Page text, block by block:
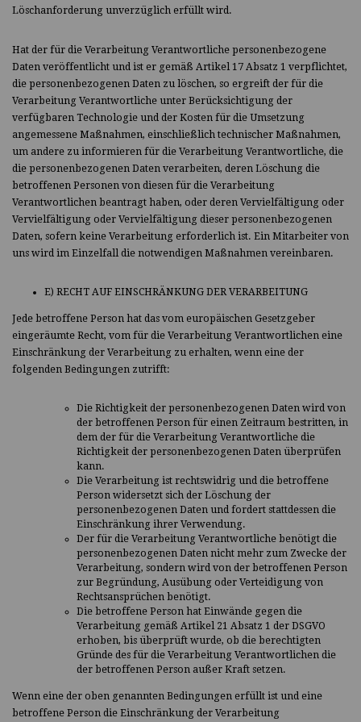
Löschanforderung unverzüglich erfüllt wird.
Hat der für die Verarbeitung Verantwortliche personenbezogene
Daten veröffentlicht und ist er gemäß Artikel 17 Absatz 1 verpflichtet,
die personenbezogenen Daten zu löschen, so ergreift der für die
Verarbeitung Verantwortliche unter Berücksichtigung der
verfügbaren Technologie und der Kosten für die Umsetzung
angemessene Maßnahmen, einschließlich technischer Maßnahmen,
um andere zu informieren für die Verarbeitung Verantwortliche, die
die personenbezogenen Daten verarbeiten, deren Löschung die
betroffenen Personen von diesen für die Verarbeitung
Verantwortlichen beantragt haben, oder deren Vervielfältigung oder
Vervielfältigung oder Vervielfältigung dieser personenbezogenen
Daten, sofern keine Verarbeitung erforderlich ist. Ein Mitarbeiter von
uns wird im Einzelfall die notwendigen Maßnahmen vereinbaren.
E) RECHT AUF EINSCHRÄNKUNG DER VERARBEITUNG
Jede betroffene Person hat das vom europäischen Gesetzgeber
eingeräumte Recht, vom für die Verarbeitung Verantwortlichen eine
Einschränkung der Verarbeitung zu erhalten, wenn eine der
folgenden Bedingungen zutrifft:
Die Richtigkeit der personenbezogenen Daten wird von
der betroffenen Person für einen Zeitraum bestritten, in
dem der für die Verarbeitung Verantwortliche die
Richtigkeit der personenbezogenen Daten überprüfen
kann.
Die Verarbeitung ist rechtswidrig und die betroffene
Person widersetzt sich der Löschung der
personenbezogenen Daten und fordert stattdessen die
Einschränkung ihrer Verwendung.
Der für die Verarbeitung Verantwortliche benötigt die
personenbezogenen Daten nicht mehr zum Zwecke der
Verarbeitung, sondern wird von der betroffenen Person
zur Begründung, Ausübung oder Verteidigung von
Rechtsansprüchen benötigt.
Die betroffene Person hat Einwände gegen die
Verarbeitung gemäß Artikel 21 Absatz 1 der DSGVO
erhoben, bis überprüft wurde, ob die berechtigten
Gründe des für die Verarbeitung Verantwortlichen die
der betroffenen Person außer Kraft setzen.
Wenn eine der oben genannten Bedingungen erfüllt ist und eine
betroffene Person die Einschränkung der Verarbeitung